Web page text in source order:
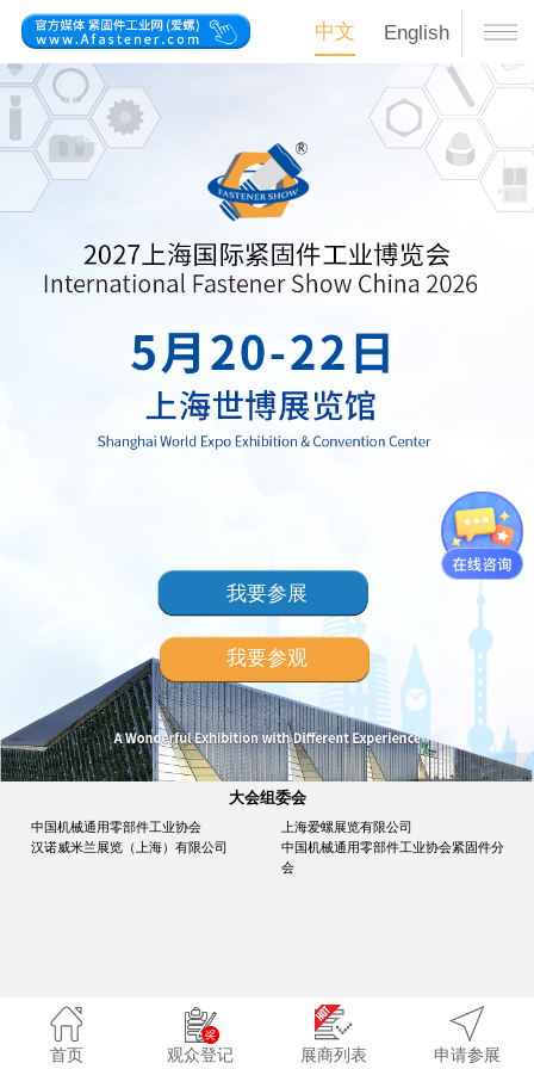
中文 English
我要参展
我要参观
大会组委会
中国机械通用零部件工业协会
上海爱螺展览有限公司
汉诺威米兰展览（上海）有限公司
中国机械通用零部件工业协会紧固件分
会
首页 观众登记 展商列表 申请参展